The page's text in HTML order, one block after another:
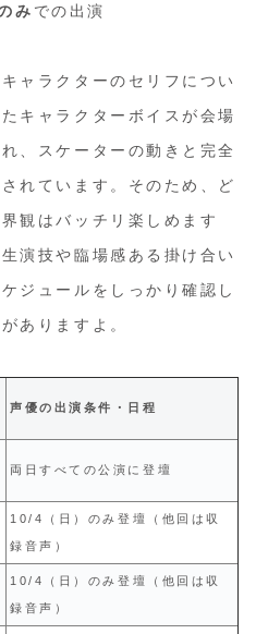
み での出演
ャラクターのセリフについ
キャラクターボイスが会場
、スケーターの動きと完全
れています。そのため、ど
観はバッチリ楽しめます
演技や臨場感ある掛け合い
ジュールをしっかり確認し
ありますよ。
声優の出演条件・日程
両日すべての公演に登壇
10/4（日）のみ登壇（他回は収
録音声）
10/4（日）のみ登壇（他回は収
録音声）